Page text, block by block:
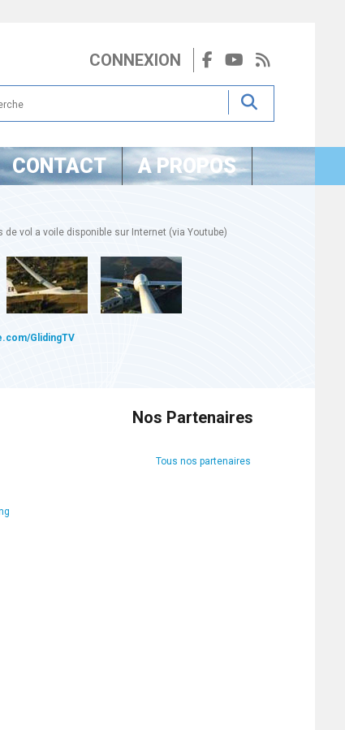
CONNEXION
CONTACT A PROPOS
vol a voile disponible sur Internet (via Youtube)
GlidingTV
Nos Partenaires
Tous nos partenaires